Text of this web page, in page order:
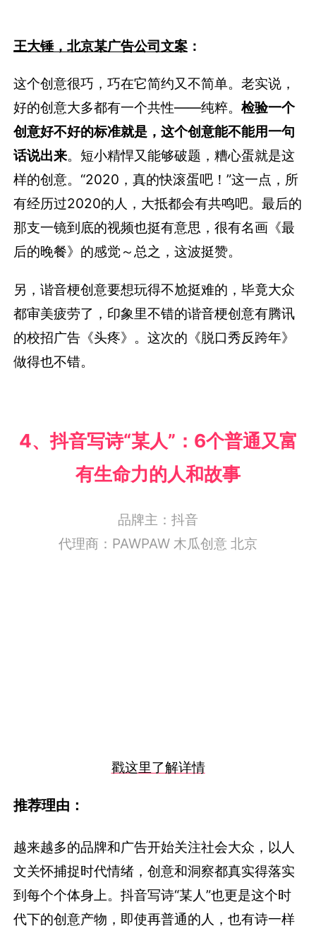
王大锤，北京某广告公司文案 ：
这个创意很巧，巧在它简约又不简单。老实说，
好的创意大多都有一个共性——纯粹。检验一个
创意好不好的标准就是，这个创意能不能用一句
话说出来。短小精悍又能够破题，糟心蛋就是这
样的创意。“2020，真的快滚蛋吧！”这一点，所
有经历过2020的人，大抵都会有共鸣吧。最后的
那支一镜到底的视频也挺有意思，很有名画《最
后的晚餐》的感觉～总之，这波挺赞。
另，谐音梗创意要想玩得不尬挺难的，毕竟大众
都审美疲劳了，印象里不错的谐音梗创意有腾讯
的校招广告《头疼》。这次的《脱口秀反跨年》
做得也不错。
4、抖音写诗“某人”：6个普通又富
有生命力的人和故事
品牌主： 抖音
代理商： PAWPAW 木瓜创意 北京
戳这里了解详情
推荐理由：
越来越多的品牌和广告开始关注社会大众，以人
文关怀捕捉时代情绪，创意和洞察都真实得落实
到每个个体身上。抖音写诗“某人”也更是这个时
代下的创意产物，即使再普通的人，也有诗一样